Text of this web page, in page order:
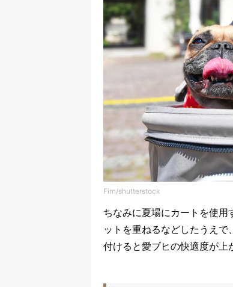
Firn/shutterstock
ちなみに夏場にカートを使
ットを重ねるなどしたうえ
付けると愛ブヒの快適度が上